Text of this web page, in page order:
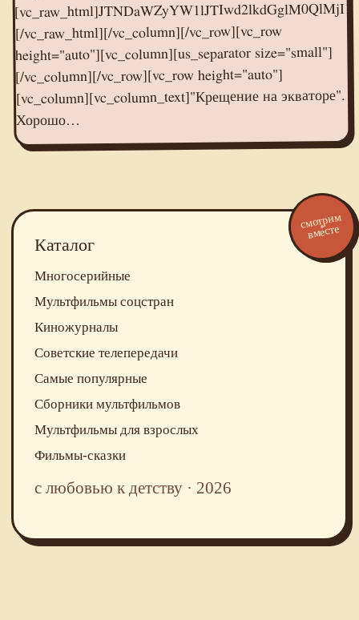
[/vc_raw_html][/vc_column][/vc_row][vc_row
height="auto"][vc_column][us_separator size="small"]
[/vc_column][/vc_row][vc_row height="auto"]
[vc_column][vc_column_text]"Крещение на экваторе".
Хорошо…
Каталог
Многосерийные
Мультфильмы соцстран
Киножурналы
Советские телепередачи
Самые популярные
Сборники мультфильмов
Мультфильмы для взрослых
Фильмы-сказки
с любовью к детству · 2026
смотрим
вместе